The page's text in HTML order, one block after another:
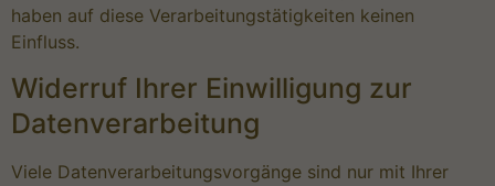
haben auf diese Verarbeitungstätigkeiten keinen
Einfluss.
Widerruf Ihrer Einwilligung zur
Datenverarbeitung
Viele Datenverarbeitungsvorgänge sind nur mit Ihrer